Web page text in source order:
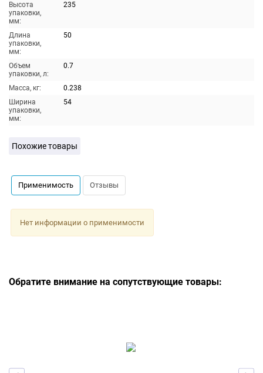
Высота
упаковки,
мм:
235
Длина
упаковки,
мм:
50
Объем
упаковки, л:
0.7
Масса, кг:
0.238
Ширина
упаковки,
мм:
54
Похожие товары
Применимость Отзывы
Нет информации о применимости
Обратите внимание на сопутствующие товары: